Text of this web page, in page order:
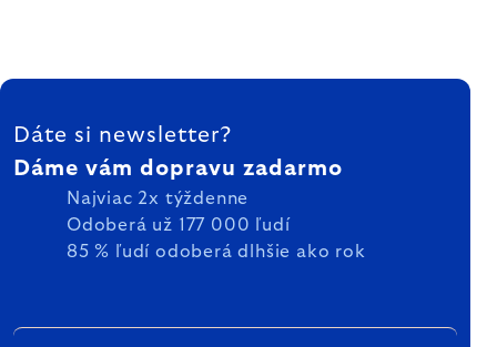
ZÁPÄTIE
Dáte si newsletter?
Dáme vám dopravu zadarmo
Najviac 2x týždenne
Odoberá už 177 000 ľudí
85 % ľudí odoberá dlhšie ako rok